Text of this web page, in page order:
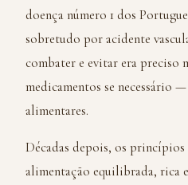
doença número 1 dos
sobretudo por acidente
combater e evitar era
medicamentos se necessário
alimentares.
Décadas depois, os princípios
alimentação equilibrada, rica